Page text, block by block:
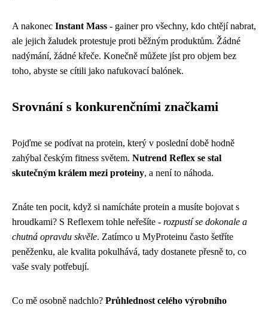
A nakonec Instant Mass - gainer pro všechny, kdo chtějí nabrat,
ale jejich žaludek protestuje proti běžným produktům. Žádné
nadýmání, žádné křeče. Konečně můžete jíst pro objem bez
toho, abyste se cítili jako nafukovací balónek.
Srovnání s konkurenčními značkami
Pojďme se podívat na protein, který v poslední době hodně
zahýbal českým fitness světem. Nutrend Reflex se stal
skutečným králem mezi proteiny, a není to náhoda.
Znáte ten pocit, když si namícháte protein a musíte bojovat s
hroudkami? S Reflexem tohle neřešíte - rozpustí se dokonale a
chutná opravdu skvěle. Zatímco u MyProteinu často šetříte
peněženku, ale kvalita pokulhává, tady dostanete přesně to, co
vaše svaly potřebují.
Co mě osobně nadchlo? Průhlednost celého výrobního